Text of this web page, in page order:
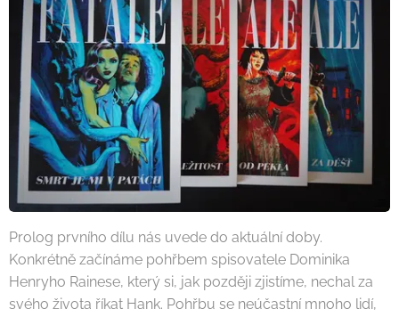
Prolog prvního dílu nás uvede do aktuální doby.
Konkrétně začínáme pohřbem spisovatele Dominika
Henryho Rainese, který si, jak později zjistíme, nechal za
svého života říkat Hank. Pohřbu se neúčastní mnoho lidí,